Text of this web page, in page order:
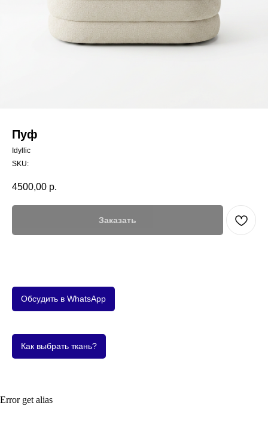
Пуф
Idyllic
SKU:
4500,00 р.
Заказать
Обсудить в WhatsApp
Как выбрать ткань?
Error get alias